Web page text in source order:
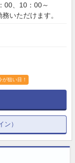
、10：00～
いただけます。
が狙い目！
ン）